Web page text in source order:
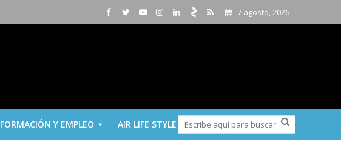
7 agosto, 2026
FORMACIÓN Y EMPLEO AIR LIFE STYLE